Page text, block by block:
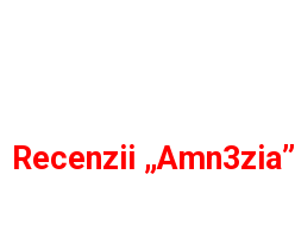
Recenzii „Amn3zia”